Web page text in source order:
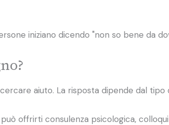
iniziano dicendo "non so bene da
aiuto. La risposta dipende dal
offrirti consulenza psicologica,